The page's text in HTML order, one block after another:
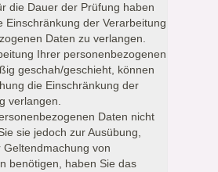
die Dauer der Prüfung haben
Einschränkung der Verarbeitung
Daten zu verlangen.
Ihrer personenbezogenen
geschah/geschieht, können
die Einschränkung der
verlangen.
Daten nicht
sie jedoch zur Ausübung,
Geltendmachung von
benötigen, haben Sie das